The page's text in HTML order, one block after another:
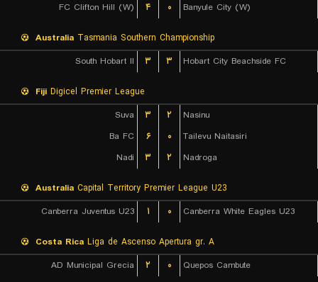
FC Clifton Hill (W)
۴ ۰ Banyule City (W)
Australia Tasmania Southern Championship
South Hobart II
۳ ۳ Hobart City Beachside FC
Fiji Digicel Premier League
Suva
۳ ۲
Nasinu
Ba FC
۶ ۰
Tailevu Naitasiri
Nadi
۳ ۲ Nadroga
Australia Capital Territory Premier League U23
Canberra Juventus U23
۱ ۰ Canberra White Eagles U23
Costa Rica Liga de Ascenso Apertura gr. A
AD Municipal Grecia
۲ ۰ Quepos Cambute